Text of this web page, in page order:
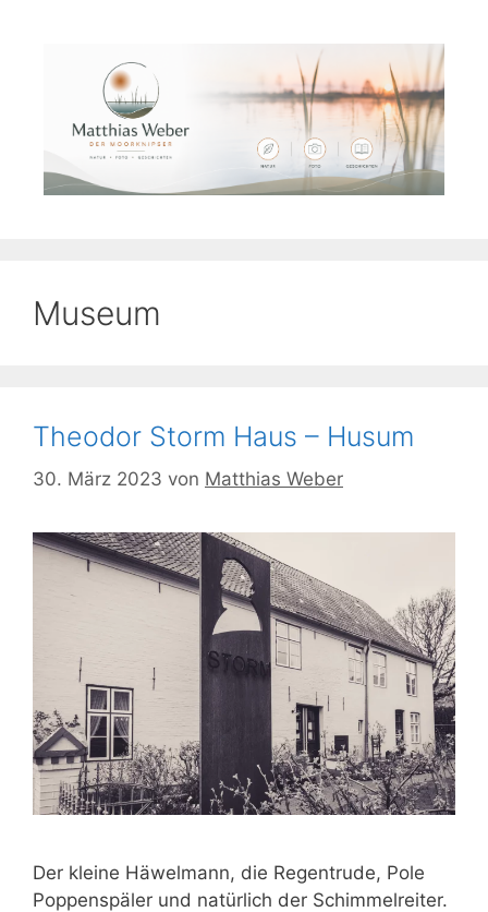
Museum
Theodor Storm Haus – Husum
30. März 2023 von Matthias Weber
Der kleine Häwelmann, die Regentrude, Pole
Poppenspäler und natürlich der Schimmelreiter.